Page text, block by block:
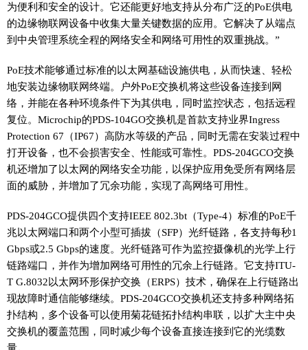
为便利和安全的设计。它还能更好地支持从分布广泛的PoE供电
的边缘物联网设备中收集大量关键数据的应用。它解决了从端点
到中央管理系统全程的网络安全和网络可用性的双重挑战。”
PoE技术能够通过标准的以太网基础设施供电，从而快速、轻松
地安装边缘物联网终端。户外PoE交换机将这些设备连接到网
络，并能在各种环境条件下为其供电，同时监控状态，包括远程
复位。Microchip的PDS-104GO交换机是首款支持业界Ingress
Protection 67（IP67）高防水等级的产品，同时无需在安装过程中
打开设备，也不会损害安全、性能或可靠性。PDS-204GCO交换
机还增加了以太网的网络安全功能，以保护应用免受所有网络层
面的威胁，并增加了冗余功能，实现了高网络可用性。
PDS-204GCO提供四个支持IEEE 802.3bt（Type-4）标准的PoE千
兆以太网端口和两个小型可插拔（SFP）光纤链路，各支持每秒1
Gbps或2.5 Gbps的速度。光纤链路可作为监控摄像机的光学上行
链路端口，并作为增加网络可用性的冗余上行链路。它支持ITU-
T G.8032以太网环形保护交换（ERPS）技术，确保在上行链路出
现故障时通信能够继续。PDS-204GCO交换机还支持多种网络拓
扑结构，多个设备可以使用菊花链拓扑结构串联，以扩大主中央
交换机的覆盖范围，同时减少每个设备直接连接到它的光缆数
量。